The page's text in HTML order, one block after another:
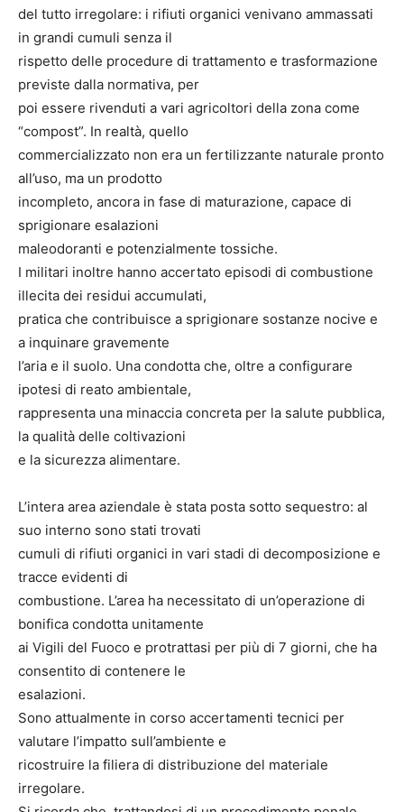
del tutto irregolare: i rifiuti organici venivano ammassati
in grandi cumuli senza il
rispetto delle procedure di trattamento e trasformazione
previste dalla normativa, per
poi essere rivenduti a vari agricoltori della zona come
“compost”. In realtà, quello
commercializzato non era un fertilizzante naturale pronto
all’uso, ma un prodotto
incompleto, ancora in fase di maturazione, capace di
sprigionare esalazioni
maleodoranti e potenzialmente tossiche.
I militari inoltre hanno accertato episodi di combustione
illecita dei residui accumulati,
pratica che contribuisce a sprigionare sostanze nocive e
a inquinare gravemente
l’aria e il suolo. Una condotta che, oltre a configurare
ipotesi di reato ambientale,
rappresenta una minaccia concreta per la salute pubblica,
la qualità delle coltivazioni
e la sicurezza alimentare.
L’intera area aziendale è stata posta sotto sequestro: al
suo interno sono stati trovati
cumuli di rifiuti organici in vari stadi di decomposizione e
tracce evidenti di
combustione. L’area ha necessitato di un’operazione di
bonifica condotta unitamente
ai Vigili del Fuoco e protrattasi per più di 7 giorni, che ha
consentito di contenere le
esalazioni.
Sono attualmente in corso accertamenti tecnici per
valutare l’impatto sull’ambiente e
ricostruire la filiera di distribuzione del materiale
irregolare.